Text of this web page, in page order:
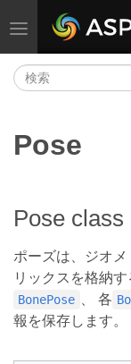
ナビゲーションの
Pose
Pose class
ポーズは、ジオ
リックスを格納
BonePose 、 各
報を保存します。